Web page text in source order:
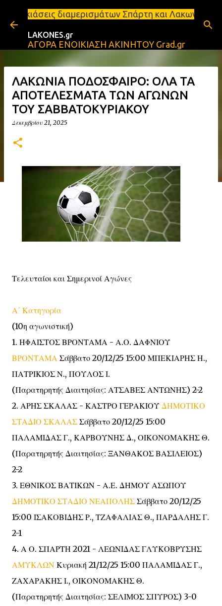
Μετάβαση στο κύριο περιεχόμενο
Σπάρτη και Λακωνία Σπάρτη -
LAKONES.gr
ΑΓΟΡΑ ΕΝΟΙΚΙΑΣΗ ΑΚΙΝΗΤΟΥ Grad.gr
ΛΑΚΩΝΙΑ ΠΟΔΟΣΦΑΙΡΟ: ΟΛΑ ΤΑ
ΑΠΟΤΕΛΕΣΜΑΤΑ ΤΩΝ ΑΓΩΝΩΝ
ΤΟΥ ΣΑΒΒΑΤΟΚΥΡΙΑΚΟΥ
Δεκεμβρίου 21, 2025
Τελευταίοι και Σημερινοί Αγώνες
Α΄ Κατηγορία
(10η αγωνιστική)
1. ΗΦΑΙΣΤΟΣ ΒΡΟΝΤΑΜΑ - Α.Ο. ΔΑΦΝΙΟΥ
ΒΡΟΝΤΑΜΑ Σάββατο 20/12/25 15:00 ΜΠΕΚΙΑΡΗΣ Η.,
ΠΑΤΡΙΚΙΟΣ Ν., ΠΟΥΛΟΣ Ι.
(Παρατηρητής Διαιτησίας: ΑΤΣΑΒΕΣ ΑΝΤΩΝΗΣ) 2-2
2. ΑΡΗΣ ΣΚΑΛΑΣ - ΚΑΣΤΡΟ ΓΕΡΑΚΙΟΥ ΔΗΜΟΤΙΚΟ
ΣΤΑΔΙΟ ΣΚΑΛΑΣ Σάββατο 20/12/25 15:00
ΠΑΛΑΜΙΔΑΣ Γ., ΚΑΡΒΟΥΝΗΣ Δ., ΟΙΚΟΝΟΜΑΚΗΣ Θ.
(Παρατηρητής Διαιτησίας: ΞΑΝΘΑΚΟΣ ΒΑΣΙΛΕΙΟΣ)
2-2
3. ΕΘΝΙΚΟΣ ΒΑΤΙΚΩΝ - Α.Ε. ΔΗΜΟΥ ΑΣΩΠΟΥ
ΔΗΜΟΤΙΚΟ ΣΤΑΔΙΟ ΝΕΑΠΟΛΗΣ Σάββατο 20/12/25
15:00 ΙΣΑΚΟΒΙΔΗΣ Ρ., ΤΖΑΦΑΛΙΑΣ Θ., ΠΑΡΔΑΛΗΣ Γ.
2-1
4. Α Ο. ΣΠΑΡΤΗ 2021 - ΛΕΩΝΙΔΑΣ ΓΛΥΚΟΒΡΥΣΗΣ
ΑΜΥΚΛΩΝ Κυριακή 21/12/25 15:00 ΠΑΛΑΜΙΔΑΣ Γ.,
ΖΑΧΑΡΑΚΗΣ Ι., ΟΙΚΟΝΟΜΑΚΗΣ Θ.
(Παρατηρητής Διαιτησίας: ΣΕΛΙΜΟΣ ΣΠΥΡΟΣ) 3-0